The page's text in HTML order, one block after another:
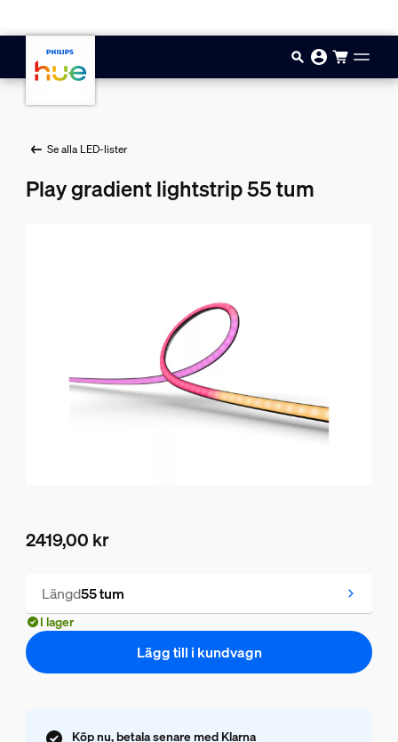
Se alla LED-lister
Play gradient lightstrip 55 tum
2419,00 kr
Längd55 tum
I lager
Lägg till i kundvagn
Köp nu, betala senare med Klarna